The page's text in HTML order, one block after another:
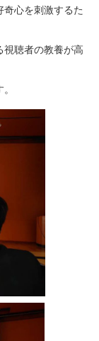
奇心を刺激するた
視聴者の教養が高